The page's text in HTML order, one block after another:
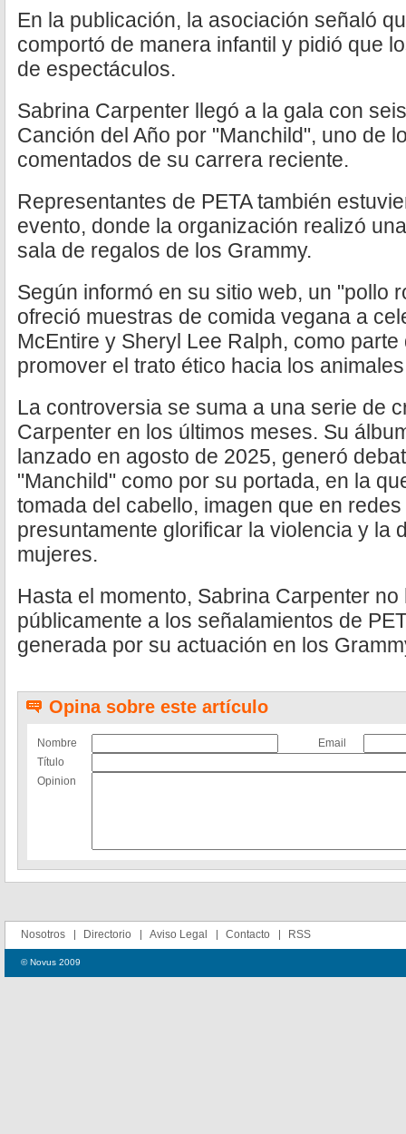
En la publicación, la asociación señaló
comportó de manera infantil y pidió que
de espectáculos.
Sabrina Carpenter llegó a la gala con
Canción del Año por "Manchild", uno de
comentados de su carrera reciente.
Representantes de PETA también
evento, donde la organización realizó
sala de regalos de los Grammy.
Según informó en su sitio web, un "pollo
ofreció muestras de comida vegana a
McEntire y Sheryl Lee Ralph, como
promover el trato ético hacia los
La controversia se suma a una serie de
Carpenter en los últimos meses. Su
lanzado en agosto de 2025, generó
"Manchild" como por su portada, en la
tomada del cabello, imagen que en
presuntamente glorificar la violencia y la
mujeres.
Hasta el momento, Sabrina Carpenter
públicamente a los señalamientos de
generada por su actuación en los
Opina sobre este artículo
Nombre
Email
Título
Opinion
Nosotros Directorio Aviso Legal Contacto RSS
© Novus 2009